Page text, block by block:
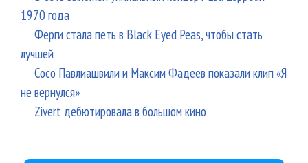
1970 года
Ферги стала петь в Black Eyed Peas, чтобы стать
лучшей
Сосо Павлиашвили и Максим Фадеев показали клип «Я
не вернулся»
Zivert дебютировала в большом кино